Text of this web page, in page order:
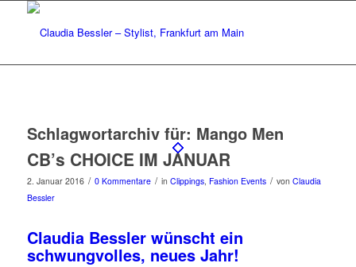
Schlagwortarchiv für: Mango Men
CB’s CHOICE IM JANUAR
2. Januar 2016 / 0 Kommentare / in Clippings, Fashion Events / von Claudia
Bessler
Claudia Bessler wünscht ein
schwungvolles, neues Jahr!